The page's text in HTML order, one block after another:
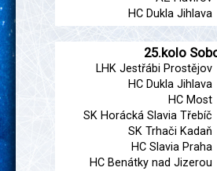
HC Dukla Jihlava
25.kolo
LHK Jestřábi Prostějov
HC Dukla Jihlava
HC Most
SK Horácká Slavia Třebíč
SK Trhači Kadaň
HC Slavia Praha
HC Benátky nad Jizerou